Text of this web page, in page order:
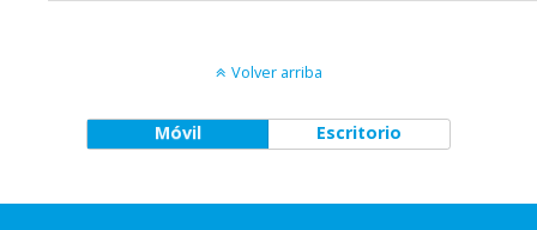
Volver arriba
Móvil Escritorio